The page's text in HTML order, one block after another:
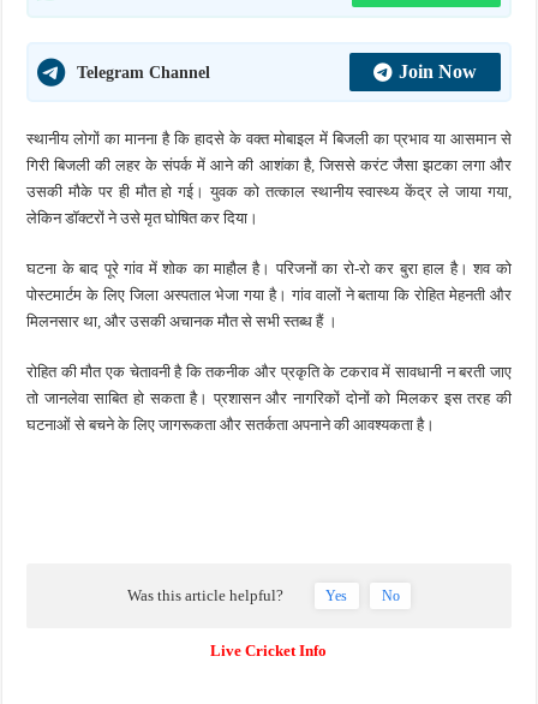
Telegram Channel Join Now
स्थानीय लोगों का मानना है कि हादसे के वक्त मोबाइल में बिजली का प्रभाव या आसमान से
गिरी बिजली की लहर के संपर्क में आने की आशंका है, जिससे करंट जैसा झटका लगा और
उसकी मौके पर ही मौत हो गई। युवक को तत्काल स्थानीय स्वास्थ्य केंद्र ले जाया गया,
लेकिन डॉक्टरों ने उसे मृत घोषित कर दिया।
घटना के बाद पूरे गांव में शोक का माहौल है। परिजनों का रो-रो कर बुरा हाल है। शव को
पोस्टमार्टम के लिए जिला अस्पताल भेजा गया है। गांव वालों ने बताया कि रोहित मेहनती और
मिलनसार था, और उसकी अचानक मौत से सभी स्तब्ध हैं ।
रोहित की मौत एक चेतावनी है कि तकनीक और प्रकृति के टकराव में सावधानी न बरती जाए
तो जानलेवा साबित हो सकता है। प्रशासन और नागरिकों दोनों को मिलकर इस तरह की
घटनाओं से बचने के लिए जागरूकता और सतर्कता अपनाने की आवश्यकता है।
Was this article helpful? Yes No
Live Cricket Info